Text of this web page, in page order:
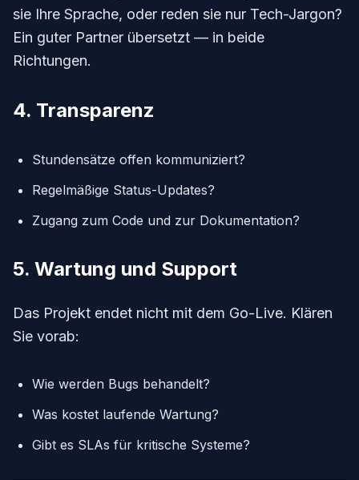
sie Ihre Sprache, oder reden sie nur Tech-Jargon?
Ein guter Partner übersetzt — in beide
Richtungen.
4. Transparenz
Stundensätze offen kommuniziert?
Regelmäßige Status-Updates?
Zugang zum Code und zur Dokumentation?
5. Wartung und Support
Das Projekt endet nicht mit dem Go-Live. Klären
Sie vorab:
Wie werden Bugs behandelt?
Was kostet laufende Wartung?
Gibt es SLAs für kritische Systeme?